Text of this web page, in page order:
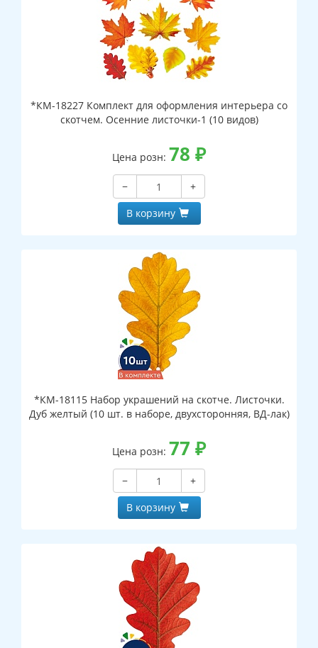
*КМ-18227 Комплект для оформления интерьера со
скотчем. Осенние листочки-1 (10 видов)
Цена розн: 78 ₽
−
+
В корзину
*КМ-18115 Набор украшений на скотче. Листочки.
Дуб желтый (10 шт. в наборе, двухсторонняя, ВД-лак)
Цена розн: 77 ₽
−
+
В корзину